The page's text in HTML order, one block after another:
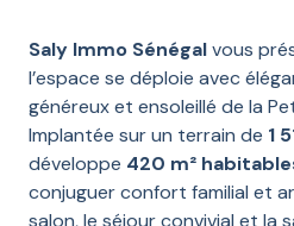
Saly Immo Sénégalvous
l’espace se déploie avec
généreux et ensoleillé de la
Implantée sur un terrain de 1
développe 420 m²
conjuguer confort familial et
salon, le séjour convivial et la